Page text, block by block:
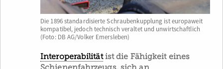
Die 1896 standardisierte Schraubenkupplung ist europaweit
kompatibel, jedoch technisch veraltet und unwirtschaftlich
(Foto: DB AG/Volker Emersleben)
Interoperabilitätist die Fähigkeit eines